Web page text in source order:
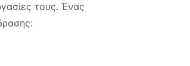
τους. Ένας